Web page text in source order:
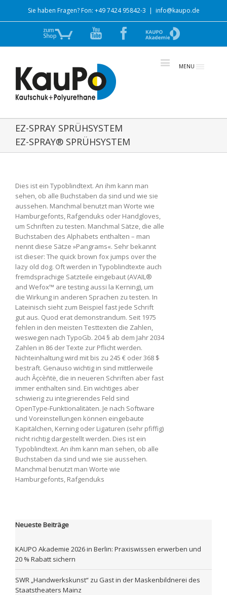
Sie haben Fragen? Fon: +49 7424 95842-3 | info@kaupo.de
Zum
Shop
YouTube Facebook
zur
Akademie
MENU
EZ-SPRAY SPRÜHSYSTEM
EZ-SPRAY® SPRÜHSYSTEM
Dies ist ein Typoblindtext. An ihm kann man
sehen, ob alle Buchstaben da sind und wie sie
aussehen. Manchmal benutzt man Worte wie
Hamburgefonts, Rafgenduks oder Handgloves,
um Schriften zu testen. Manchmal Sätze, die alle
Buchstaben des Alphabets enthalten – man
nennt diese Sätze »Pangrams«. Sehr bekannt
ist dieser: The quick brown fox jumps over the
lazy old dog. Oft werden in Typoblindtexte auch
fremdsprachige Satzteile eingebaut (AVAIL®
and Wefox™ are testing aussi la Kerning), um
die Wirkung in anderen Sprachen zu testen. In
Lateinisch sieht zum Beispiel fast jede Schrift
gut aus. Quod erat demonstrandum. Seit 1975
fehlen in den meisten Testtexten die Zahlen,
weswegen nach TypoGb. 204 § ab dem Jahr 2034
Zahlen in 86 der Texte zur Pflicht werden.
Nichteinhaltung wird mit bis zu 245 € oder 368 $
bestraft. Genauso wichtig in sind mittlerweile
auch Âçcèñtë, die in neueren Schriften aber fast
immer enthalten sind. Ein wichtiges aber
schwierig zu integrierendes Feld sind
OpenType-Funktionalitäten. Je nach Software
und Voreinstellungen können eingebaute
Kapitälchen, Kerning oder Ligaturen (sehr pfiffig)
nicht richtig dargestellt werden. Dies ist ein
Typoblindtext. An ihm kann man sehen, ob alle
Buchstaben da sind und wie sie aussehen.
Manchmal benutzt man Worte wie
Hamburgefonts, Rafgenduks
Neueste Beiträge
KAUPO Akademie 2026 in Berlin: Praxiswissen erwerben und
20 % Rabatt sichern
SWR „Handwerkskunst“ zu Gast in der Maskenbildnerei des
Staatstheaters Mainz